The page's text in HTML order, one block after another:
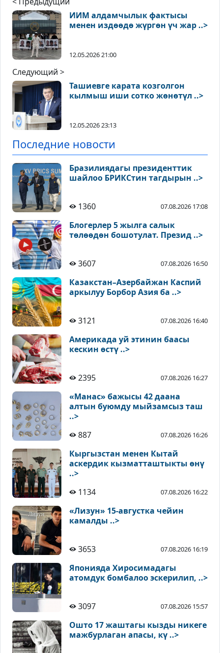
ИИМ алдамчылык фактысы
менен издөөдө жүргөн үч жар ..>
12.05.2026 21:00
Следующий >
Ташиевге карата козголгон
кылмыш иши сотко жөнөтүл ..>
12.05.2026 23:13
Последние новости
Бразилиядагы президенттик
шайлоо БРИКСтин тагдырын ..>
1360 07.08.2026 17:08
Блогерлер 5 жылга салык
төлөөдөн бошотулат. Презид ..>
3607 07.08.2026 16:50
Казакстан–Азербайжан Каспий
аркылуу Борбор Азия ба ..>
3121 07.08.2026 16:40
Америкада уй этинин баасы
кескин өстү ..>
2395 07.08.2026 16:27
«Манас» бажысы 42 даана
алтын буюмду мыйзамсыз таш
..>
887
07.08.2026 16:26
Кыргызстан менен Кытай
аскердик кызматташтыкты өнү
..>
1134
07.08.2026 16:22
«Лизун» 15-августка чейин
камалды ..>
3653 07.08.2026 16:19
Японияда Хиросимадагы
атомдук бомбалоо эскерилип, ..>
3097 07.08.2026 15:57
Ошто 17 жаштагы кызды никеге
мажбурлаган апасы, кү ..>